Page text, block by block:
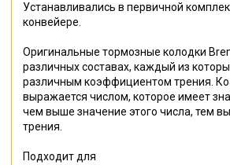
Устанавливались в первичной
конвейере.
Оригинальные тормозные колодки
различных составах, каждый из
различным коэффициентом трения.
выражается числом, которое имеет
чем выше значение этого числа, тем
трения.
Подходит для